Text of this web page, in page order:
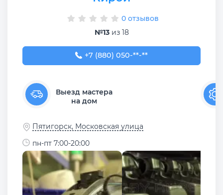
0 отзывов
№13из 18
+7 (880) 050-00-77
+7 (880) 050-**-**
Выезд мастера
на дом
Пятигорск, Московская улица
пн-пт 7:00-20:00